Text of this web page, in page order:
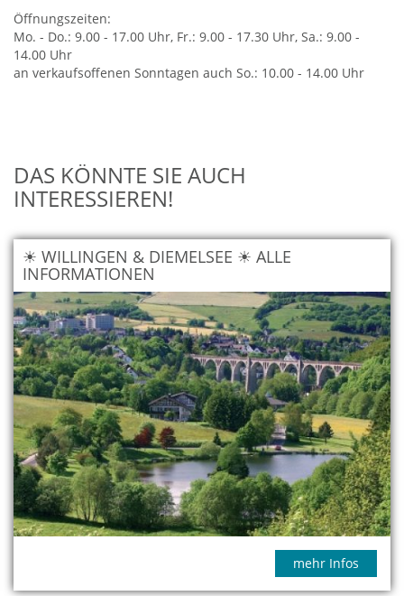
Öffnungszeiten:
Mo. - Do.: 9.00 - 17.00 Uhr, Fr.: 9.00 - 17.30 Uhr, Sa.: 9.00 -
14.00 Uhr
an verkaufsoffenen Sonntagen auch So.: 10.00 - 14.00 Uhr
DAS KÖNNTE SIE AUCH
INTERESSIEREN!
☀ WILLINGEN & DIEMELSEE ☀ ALLE
INFORMATIONEN
mehr Infos